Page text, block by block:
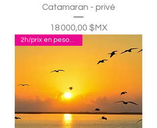
Catamaran - privé
Prix
18 000,00 $MX